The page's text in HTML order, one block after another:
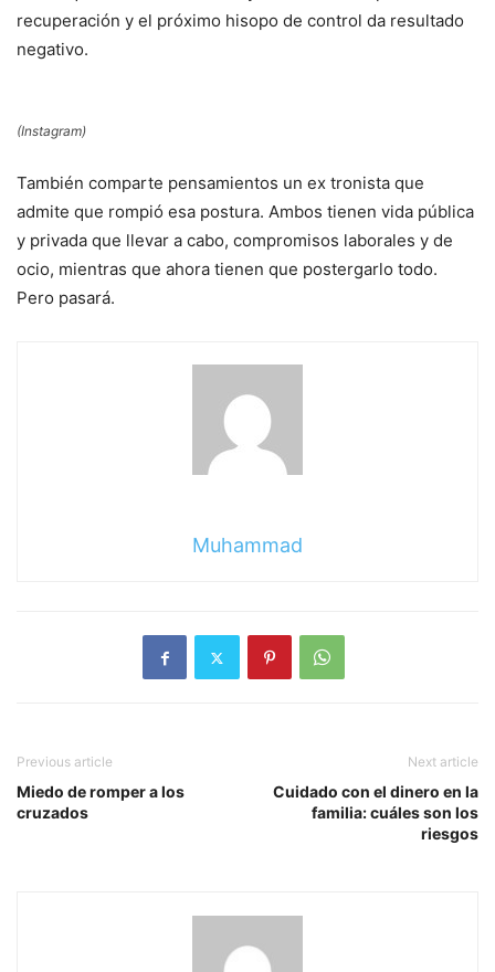
recuperación y el próximo hisopo de control da resultado
negativo.
(Instagram)
También comparte pensamientos un ex tronista que
admite que rompió esa postura. Ambos tienen vida pública
y privada que llevar a cabo, compromisos laborales y de
ocio, mientras que ahora tienen que postergarlo todo.
Pero pasará.
Muhammad
Previous article
Miedo de romper a los
cruzados
Next article
Cuidado con el dinero en la
familia: cuáles son los
riesgos